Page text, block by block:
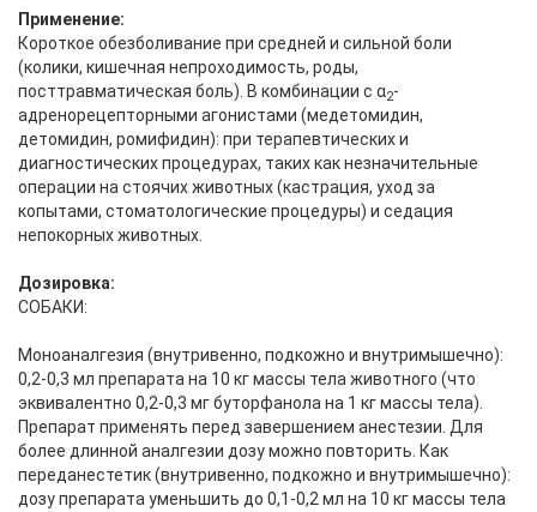
Применение:
Короткое обезболивание при средней и сильной боли
(колики, кишечная непроходимость, роды,
посттравматическая боль). В комбинации с α2-
адренорецепторными агонистами (медетомидин,
детомидин, ромифидин): при терапевтических и
диагностических процедурах, таких как незначительные
операции на стоячих животных (кастрация, уход за
копытами, стоматологические процедуры) и седация
непокорных животных.
Дозировка:
СОБАКИ:
Моноаналгезия (внутривенно, подкожно и внутримышечно):
0,2-0,3 мл препарата на 10 кг массы тела животного (что
эквивалентно 0,2-0,3 мг буторфанола на 1 кг массы тела).
Препарат применять перед завершением анестезии. Для
более длинной аналгезии дозу можно повторить. Как
переданестетик (внутривенно, подкожно и внутримышечно):
дозу препарата уменьшить до 0,1-0,2 мл на 10 кг массы тела